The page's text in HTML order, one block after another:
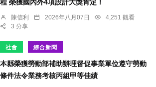
程 榮獲國內外4項設計大獎肯定！
陳信利 2026年八月07日
4,251 觀看
3 分享
社會 綜合新聞
本縣榮獲勞動部補助辦理督促事業單位遵守勞動
條件法令業務考核丙組甲等佳績